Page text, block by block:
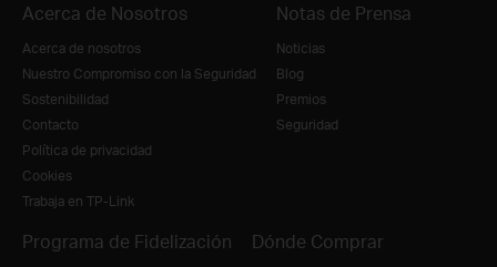
Acerca de Nosotros
Acerca de nosotros
Nuestro Compromiso con la Seguridad
Sostenibilidad
Contacto
Política de privacidad
Cookies
Trabaja en TP-Link
Notas de Prensa
Noticias
Blog
Premios
Seguridad
Programa de Fidelización Dónde Comprar